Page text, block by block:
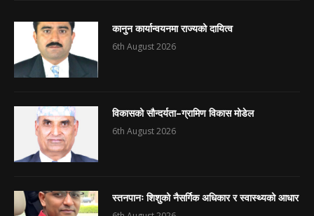
कानुन कार्यान्वयनमा राज्यको दायित्व
6th August 2026
विकासको सौन्दर्यता–ग्रामिण विकास मोडेल
6th August 2026
स्तनपानः शिशुको नैसर्गिक अधिकार र स्वास्थ्यको आधार